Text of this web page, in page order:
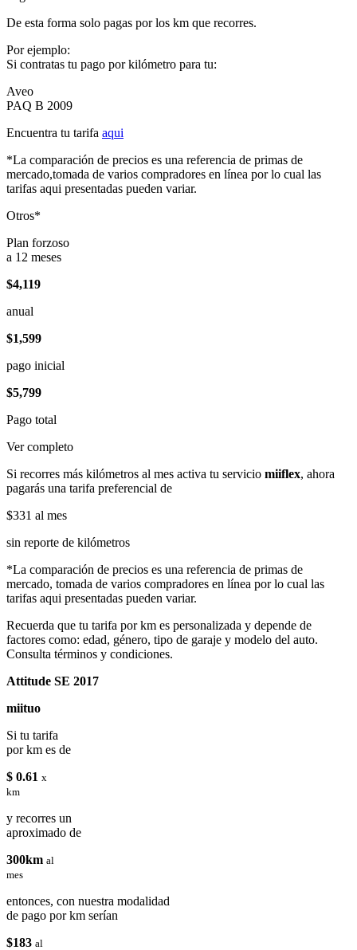
De esta forma solo pagas por los km que recorres.
Por ejemplo:
Si contratas tu pago por kilómetro para tu:
Aveo
PAQ B 2009
Encuentra tu tarifa aqui
*La comparación de precios es una referencia de primas de
mercado,tomada de varios compradores en línea por lo cual las
tarifas aqui presentadas pueden variar.
Otros*
Plan forzoso
a 12 meses
$4,119
anual
$1,599
pago inicial
$5,799
Pago total
Ver completo
Si recorres más kilómetros al mes activa tu servicio miiflex, ahora
pagarás una tarifa preferencial de
$331 al mes
sin reporte de kilómetros
*La comparación de precios es una referencia de primas de
mercado, tomada de varios compradores en línea por lo cual las
tarifas aqui presentadas pueden variar.
Recuerda que tu tarifa por km es personalizada y depende de
factores como: edad, género, tipo de garaje y modelo del auto.
Consulta términos y condiciones.
Attitude SE 2017
miituo
Si tu tarifa
por km es de
$ 0.61 x
km
y recorres un
aproximado de
300km al
mes
entonces, con nuestra modalidad
de pago por km serían
$183 al